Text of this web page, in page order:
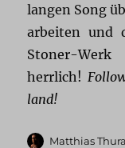
langen Song
arbeiten und
Stoner-
herrlich!
land!
Autor
Matthias